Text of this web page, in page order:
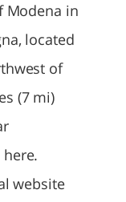
Modena in
located
of
(7 mi)
website